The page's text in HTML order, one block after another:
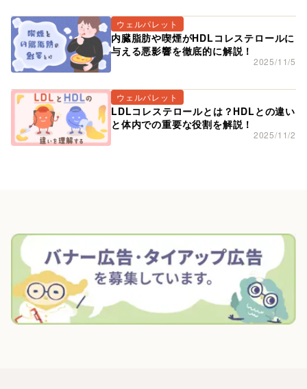
ウェルパレット
内臓脂肪や喫煙がHDLコレステロールに
与える悪影響を徹底的に解説！
2025/11/5
ウェルパレット
LDLコレステロールとは？HDLとの違い
と体内での重要な役割を解説！
2025/11/2